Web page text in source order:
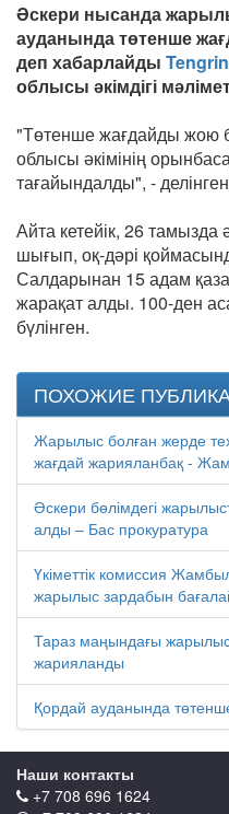
Әскери нысанда
ауданында төтенше
деп хабарлайды
облысы әкімдігі
"Төтенше жағдайды
облысы әкімінің
тағайындалды", -
Айта кетейік, 26
шығып, оқ-дәрі
Салдарынан 15 адам
жарақат алды. 100-ден
бүлінген.
ПОХОЖИЕ
Жарылыс болған жерде
жағдай жарияланбақ -
Әскери бөлімдегі
алды – Бас прокуратура
Үкіметтік комиссия
жарылыс зардабын
Тараз маңындағы
жарияланды
Қордай ауданында
Наши контакты
+7 708 696 1624